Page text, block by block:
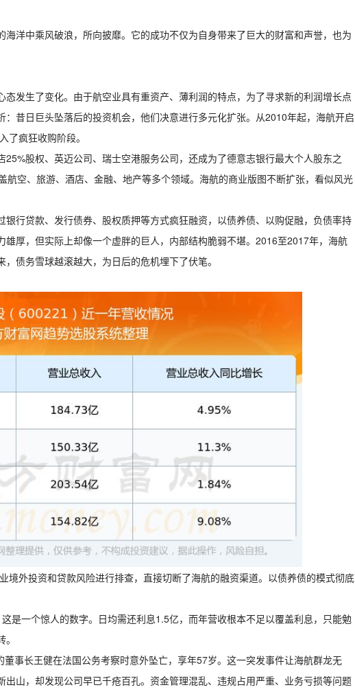
洋中乘风破浪，所向披靡。它的成功不仅为自身带来了巨大的财富和声誉，也为
发生了变化。由于航空业具有重资产、薄利润的特点，为了寻求新的利润增长点
昔日巨头坠落后的投资机会，他们决意进行多元化扩张。从2010年起，海航开启
了疯狂收购阶段。
股权、英迈公司、瑞士空港服务公司，还成为了德意志银行最大个人股东之
航空、旅游、酒店、金融、地产等多个领域。海航的商业版图不断扩张，看似风光
行贷款、发行债券、股权质押等方式疯狂融资，以债养债、以购促融，负债率持
厚，但实际上却像一个虚胖的巨人，内部结构脆弱不堪。2016至2017年，海航
债务雪球越滚越大，为日后的危机埋下了伏笔。
境外投资和贷款风险进行排查，直接切断了海航的融资渠道。以债养债的模式彻底
是一个惊人的数字。日均需还利息1.5亿，而年营收根本不足以覆盖利息，只能勉
事长王健在法国公务考察时意外坠亡，享年57岁。这一突发事件让海航群龙无
山，却发现公司早已千疮百孔。资金管理混乱、违规占用严重、业务亏损等问题